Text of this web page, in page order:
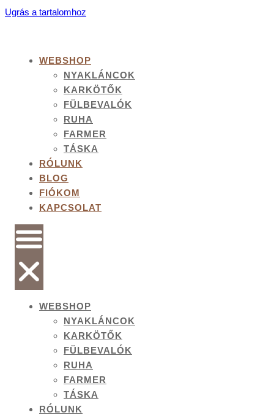
Ugrás a tartalomhoz
WEBSHOP
NYAKLÁNCOK
KARKÖTŐK
FÜLBEVALÓK
RUHA
FARMER
TÁSKA
RÓLUNK
BLOG
FIÓKOM
KAPCSOLAT
WEBSHOP
NYAKLÁNCOK
KARKÖTŐK
FÜLBEVALÓK
RUHA
FARMER
TÁSKA
RÓLUNK